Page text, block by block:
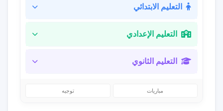
التعليم الابتدائي
التعليم الإعدادي
التعليم الثانوي
مباريات توجيه